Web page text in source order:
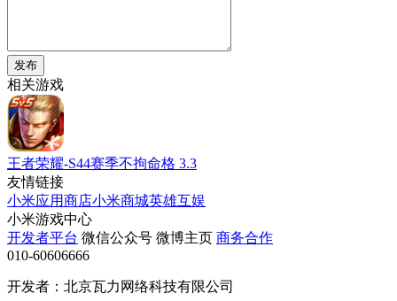
发布
相关游戏
王者荣耀-S44赛季不拘命格 3.3
友情链接
小米应用商店小米商城英雄互娱
小米游戏中心
开发者平台 微信公众号 微博主页 商务合作
010-60606666
开发者：北京瓦力网络科技有限公司